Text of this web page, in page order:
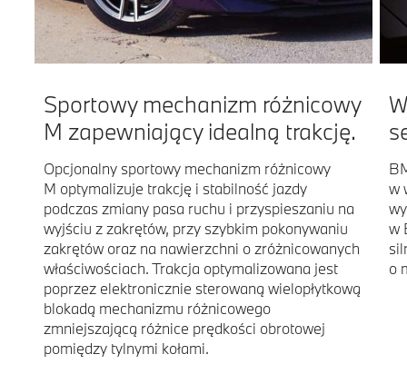
Sportowy mechanizm różnicowy
M zapewniający idealną trakcję.
Opcjonalny sportowy mechanizm różnicowy
M optymalizuje trakcję i stabilność jazdy
podczas zmiany pasa ruchu i przyspieszaniu na
wyjściu z zakrętów, przy szybkim pokonywaniu
zakrętów oraz na nawierzchni o zróżnicowanych
właściwościach. Trakcja optymalizowana jest
poprzez elektronicznie sterowaną wielopłytkową
blokadą mechanizmu różnicowego
zmniejszającą różnice prędkości obrotowej
pomiędzy tylnymi kołami.
w
w
o